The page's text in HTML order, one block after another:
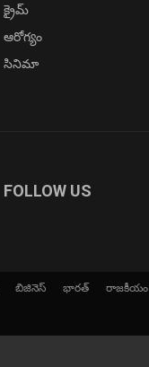
క్రైమ్
ఆరోగ్యం
సినిమా
FOLLOW US
బిజినెస్ భారత్ రాజకీయం